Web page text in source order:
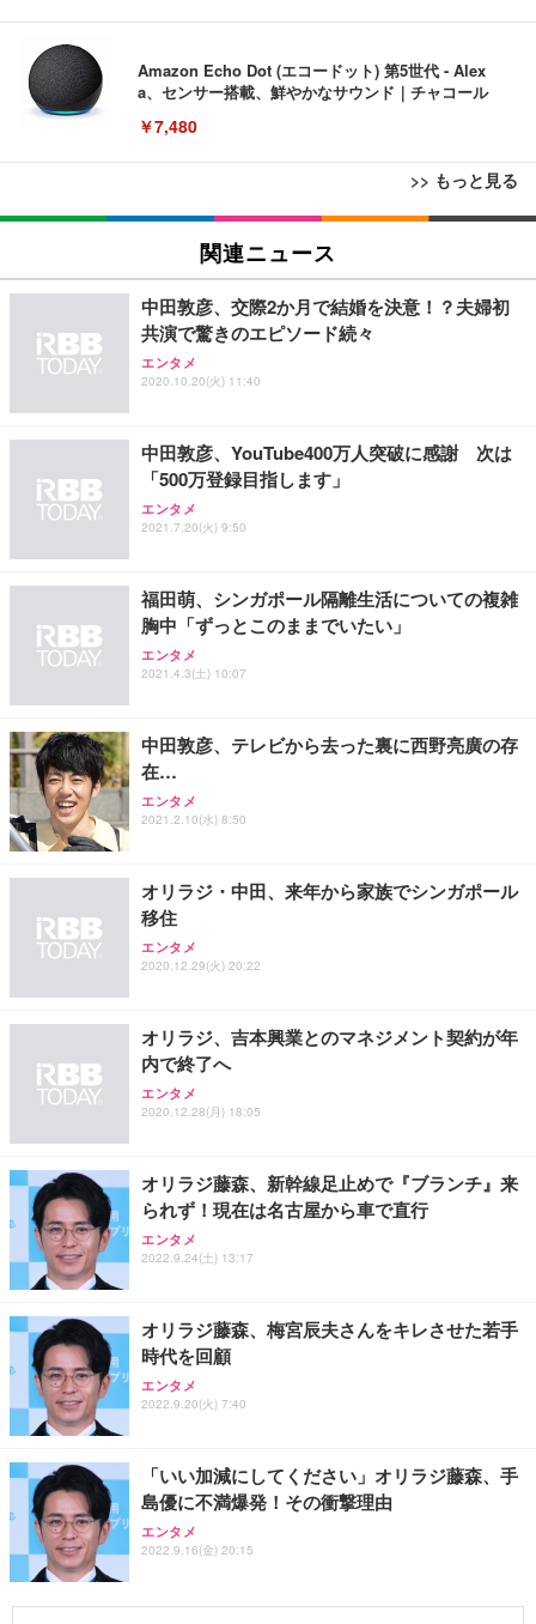
Amazon Echo Dot (エコードット) 第5世代 - Alex
a、センサー搭載、鮮やかなサウンド｜チャコール
￥7,480
>> もっと見る
[EdoErgo] オフィスチェア 椅子 テレワーク 疲れな
い 跳ね上げ式アームレスト コンパクト 約105度ロッ
キング pc 事務椅子 360度回転 座面昇降 強化ナイロ
ン樹脂ベース 通気性メッシュ 在宅ワーク H-WY01
(黒網+黒枠+黒足)
￥5,699
SIHOO B100 オフィスチェア／デスクチェア メッシ
Sezlife オフィスチェア デスクチェア 疲れない テレ
ワーク チェア 強化バックレスト 30度ロッキング機
ョン PCチェア 通気性メッシュ ゲーミング/勉強/事
務用 おしゃれ パソコンチェア (ブラック)
￥7,680
Sezlife オフィスチェア デスクチェア 疲れない テレ
ワーク チェア 強化バックレスト 30度ロッキング機
ョン PCチェア 通気性メッシュ ゲーミング/勉強/事
務用 おしゃれ パソコンチェア (ホワイト)
ANDWINT オフィスチェア デスクチェア 肘なし メ
ッシュ 通気性 ランバーサポート付き 腰サポート ガ
ス圧無段階昇降 360度回転 キャスター付き コンパク
EIZO ビジネス向けプレミアムモニター | FlexScan
EV3240X-WT | 31.5型4K UHD・USB Type-C・ホワ
￥105,595
EIZO ビジネス向けプレミアムモニター | FlexScan
EV2740X-WT | 27.0型4K UHD・USB Type-C・ホワ
￥109,572
【純正品】27"ゲーミングモニター DualSense 充電
フック付き（CFI-ZDM1J）
【整備済み品】Dell E2724HS 27インチ 液晶モニタ
ー フルHD（1920×1080）VA 非光沢 HDMI/DisplayP
【MiniLED/24.5inch/280Hz/FHD】GRAPHT THE S
HOOTER Gaming Monitor 24” Essential ゲーミン
グモニター QD 24.5インチ 1ms FHD 量子ドット 残
Amazonベーシック ペットシーツ 薄型 レギュラー 1
回使い捨て 無香料 ホワイト 300枚
￥3,373
Amazonベーシック ペットシーツ 厚型 ワイド 42枚
ネオ・ルーライフ ネオ・オムツ L 中型犬用 26枚入
Smart Basic(スマートベーシック) 【Amazon.co.jp
限定】 Smart Basic アイリスオーヤマ ペットシーツ
アイリスオーヤマ ペットシーツ 超厚型 お徳用 レギ
ュラー 200枚入【Amazon.co.jp限定】
関連ニュース
中田敦彦、交際2か月で結婚を決意！？夫婦初
共演で驚きのエピソード続々
エンタメ
2020.10.20(火) 11:40
中田敦彦、YouTube400万人突破に感謝 次は
「500万登録目指します」
エンタメ
2021.7.20(火) 9:50
福田萌、シンガポール隔離生活についての複雑
胸中「ずっとこのままでいたい」
エンタメ
2021.4.3(土) 10:07
中田敦彦、テレビから去った裏に西野亮廣の存
在…
エンタメ
2021.2.10(水) 8:50
オリラジ・中田、来年から家族でシンガポール
移住
エンタメ
2020.12.29(火) 20:22
オリラジ、吉本興業とのマネジメント契約が年
内で終了へ
エンタメ
2020.12.28(月) 18:05
オリラジ藤森、新幹線足止めで『ブランチ』来
られず！現在は名古屋から車で直行
エンタメ
2022.9.24(土) 13:17
オリラジ藤森、梅宮辰夫さんをキレさせた若手
時代を回顧
エンタメ
2022.9.20(火) 7:40
「いい加減にしてください」オリラジ藤森、手
島優に不満爆発！その衝撃理由
エンタメ
2022.9.16(金) 20:15